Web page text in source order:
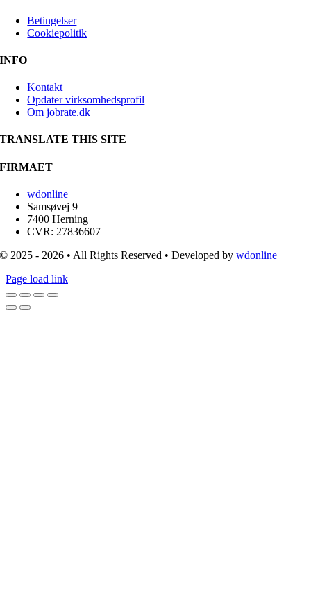
Betingelser
Cookiepolitik
INFO
Kontakt
Opdater virksomhedsprofil
Om jobrate.dk
TRANSLATE THIS SITE
FIRMAET
wdonline
Samsøvej 9
7400 Herning
CVR: 27836607
© 2025 - 2026 • All Rights Reserved • Developed bywdonline
Page load link